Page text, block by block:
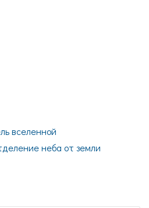
вселенной
неба от земли